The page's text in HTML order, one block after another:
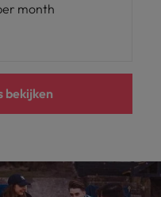
month
bekijken